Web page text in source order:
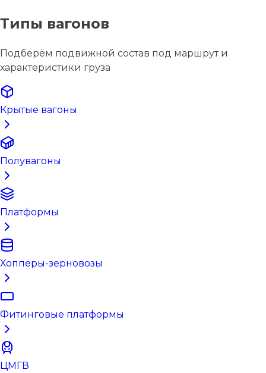
Типы вагонов
Подберём подвижной состав под маршрут и
характеристики груза
Крытые вагоны
Полувагоны
Платформы
Хопперы-зерновозы
Фитинговые платформы
ЦМГВ